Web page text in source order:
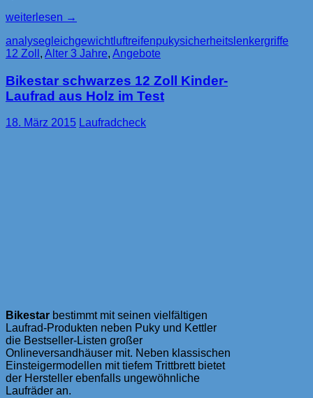
Puky
R03L
mit
–
spielerische
Gleichgewichtsschulung
weiterlesen →
analysegleichgewichtluftreifenpukysicherheitslenkergriffe
12 Zoll , Alter 3 Jahre, Angebote
Bikestar schwarzes 12 Zoll Kinder-
Laufrad aus Holz im Test
18. März 2015 Laufradcheck
Bikestar bestimmt mit seinen vielfältigen
Laufrad-Produkten neben Puky und Kettler
die Bestseller-Listen großer
Onlineversandhäuser mit. Neben klassischen
Einsteigermodellen mit tiefem Trittbrett bietet
der Hersteller ebenfalls ungewöhnliche
Laufräder an.